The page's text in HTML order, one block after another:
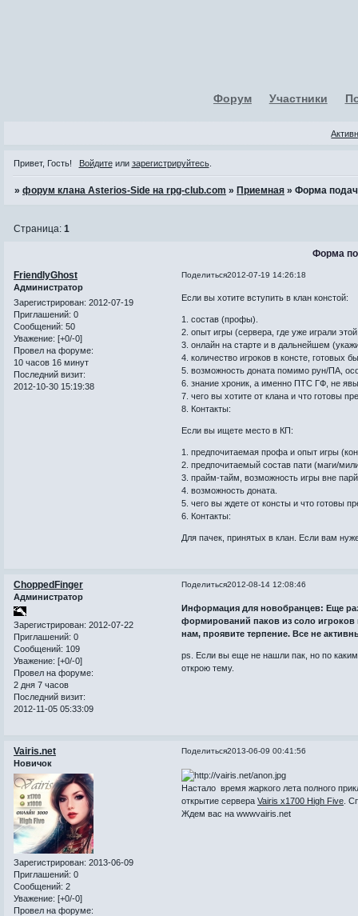
Форум Участники
Привет, Гость! Войдитеили зарегистрируйтесь.
»форум клана Asterios-Side на rpg-club.com » Приемная »Форма
Форма
Страница:1
Поделиться2012-07-19 14:26:18
FriendlyGhost
Администратор
Зарегистрирован: 2012-07-19
Приглашений: 0
Сообщений: 50
Уважение: [+0/-0]
Провел на форуме:
10 часов 16 минут
Последний визит:
2012-10-30 15:19:38
Если вы хотите вступить в клан констой:
1. состав (профы).
2. опыт игры (сервера, где уже играли
3. онлайн на старте и в дальнейшем
4. количество игроков в консте, готовых
5. возможность доната помимо рун/ПА,
6. знание хроник, а именно ПТС ГФ, не
7. чего вы хотите от клана и что готовы
8. Контакты:
Если вы ищете место в КП:
1. предпочитаемая профа и опыт игры
2. предпочитаемый состав пати (маги/
3. прайм-тайм, возможность игры вне
4. возможность доната.
5. чего вы ждете от консты и что готовы
6. Контакты:
Для пачек, принятых в клан. Если вам
Поделиться2012-08-14 12:08:46
ChoppedFinger
Администратор
Зарегистрирован: 2012-07-22
Приглашений: 0
Сообщений: 109
Уважение: [+0/-0]
Провел на форуме:
2 дня 7 часов
Последний визит:
2012-11-05 05:33:09
Информация для новобранцев: Еще
формирований паков из соло игроков
нам, проявите терпение. Все не
ps. Если вы еще не нашли пак, но по
открою тему.
Поделиться2013-06-09 00:41:56
Vairis.net
Новичок
Зарегистрирован: 2013-06-09
Приглашений: 0
Сообщений: 2
Уважение: [+0/-0]
Провел на форуме:
Настало время жаркого лета полного
открытие сервераVairis x1700 High Five .
Ждем вас на wwwvairis.net